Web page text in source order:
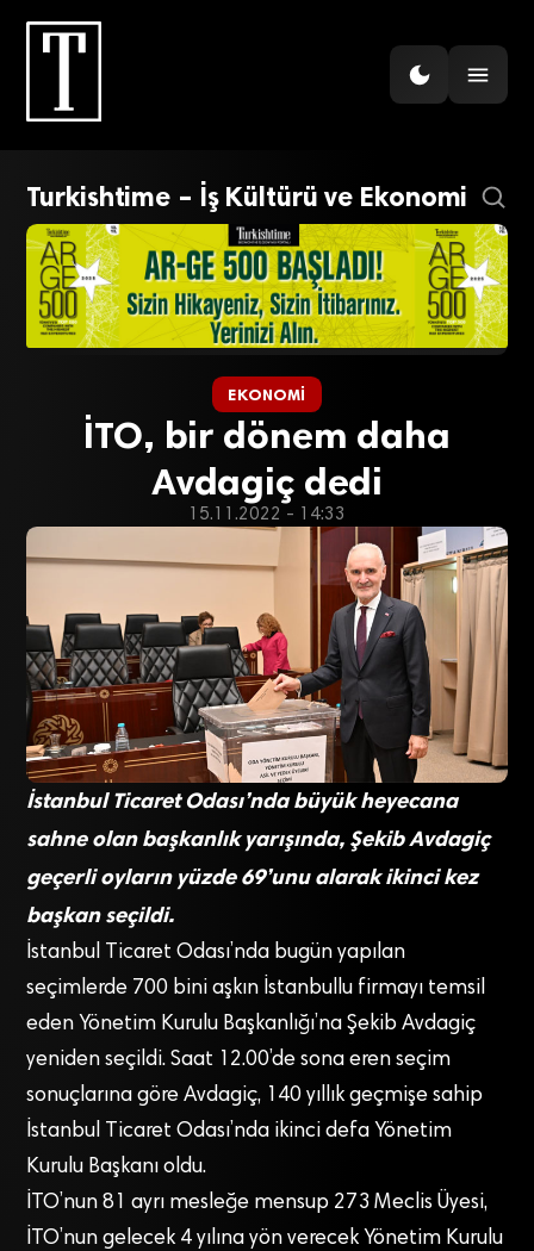
Turkishtime – İş Kültürü ve Ekonomi
EKONOMI
İTO, bir dönem daha
Avdagiç dedi
15.11.2022 - 14:33
İstanbul Ticaret Odası’nda büyük heyecana
sahne olan başkanlık yarışında, Şekib Avdagiç
geçerli oyların yüzde 69’unu alarak ikinci kez
başkan seçildi.
İstanbul Ticaret Odası’nda bugün yapılan
seçimlerde 700 bini aşkın İstanbullu firmayı temsil
eden Yönetim Kurulu Başkanlığı’na Şekib Avdagiç
yeniden seçildi. Saat 12.00’de sona eren seçim
sonuçlarına göre Avdagiç, 140 yıllık geçmişe sahip
İstanbul Ticaret Odası’nda ikinci defa Yönetim
Kurulu Başkanı oldu.
İTO’nun 81 ayrı mesleğe mensup 273 Meclis Üyesi,
İTO’nun gelecek 4 yılına yön verecek Yönetim Kurulu